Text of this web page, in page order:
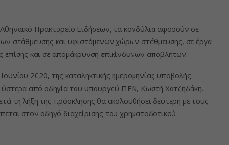
Πρακτορείο Ειδήσεων, τα κονδύλια αφορούν σε
στάθμευσης και υφιστάμενων χώρων στάθμευσης, σε έργα
και σε απομάκρυνση επικίνδυνων αποβλήτων.
Ιουνίου 2020, της καταληκτικής ημερομηνίας υποβολής
από οδηγία του υπουργού ΠΕΝ, Κωστή Χατζηδάκη.
τη λήξη της πρόσκλησης θα ακολουθήσει δεύτερη με τους
στον οδηγό διαχείρισης του χρηματοδοτικού